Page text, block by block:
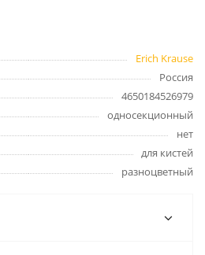
Erich Krause
Россия
4650184526979
односекционный
нет
для кистей
разноцветный